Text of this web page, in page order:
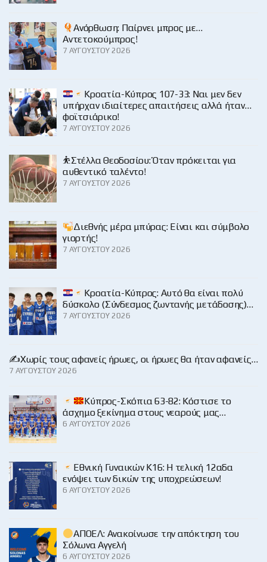
Ανόρθωση: Παίρνει μπρος με…
Αντετοκούμπρος!
7 ΑΥΓΟΎΣΤΟΥ 2026
Κροατία-Κύπρος 107-33: Ναι μεν δεν
υπήρχαν ιδιαίτερες απαιτήσεις αλλά ήταν…
φοϊτσιάρικο!
7 ΑΥΓΟΎΣΤΟΥ 2026
⛹️Στέλλα Θεοδοσίου: Όταν πρόκειται για
αυθεντικό ταλέντο!
7 ΑΥΓΟΎΣΤΟΥ 2026
Διεθνής μέρα μπύρας: Είναι και σύμβολο
γιορτής!
7 ΑΥΓΟΎΣΤΟΥ 2026
Κροατία-Κύπρος: Αυτό θα είναι πολύ
δύσκολο (Σύνδεσμος ζωντανής μετάδοσης)…
7 ΑΥΓΟΎΣΤΟΥ 2026
✍️Χωρίς τους αφανείς ήρωες, οι ήρωες θα ήταν αφανείς…
7 ΑΥΓΟΎΣΤΟΥ 2026
Κύπρος-Σκόπια 63-82: Κόστισε το
άσχημο ξεκίνημα στους νεαρούς μας…
6 ΑΥΓΟΎΣΤΟΥ 2026
Εθνική Γυναικών Κ16: Η τελική 12αδα
ενόψει των δικών της υποχρεώσεων!
6 ΑΥΓΟΎΣΤΟΥ 2026
ΑΠΟΕΛ: Ανακοίνωσε την απόκτηση του
Σόλωνα Αγγελή
6 ΑΥΓΟΎΣΤΟΥ 2026